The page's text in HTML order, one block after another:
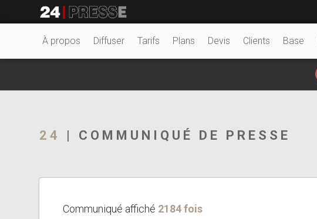
24Presse -
À propos Diffuser Tarifs Plans Devis Clients Base
24 | COMMUNIQUÉ DE PRESSE
Communiqué affiché 2184 fois